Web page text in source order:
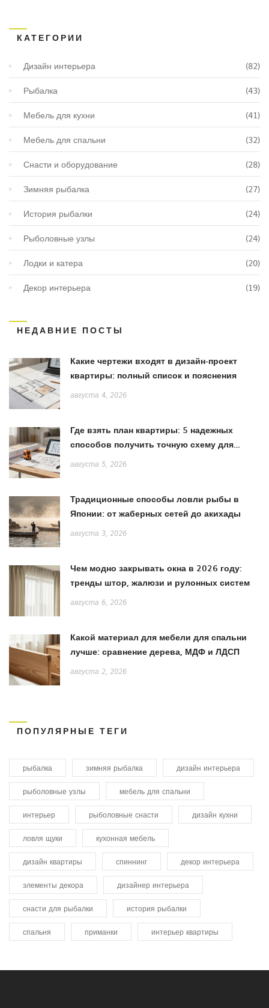
КАТЕГОРИИ
Дизайн интерьера (82)
Рыбалка (43)
Мебель для кухни (41)
Мебель для спальни (32)
Снасти и оборудование (28)
Зимняя рыбалка (27)
История рыбалки (24)
Рыболовные узлы (24)
Лодки и катера (20)
Декор интерьера (19)
НЕДАВНИЕ ПОСТЫ
Какие чертежи входят в дизайн-проект
квартиры: полный список и пояснения
августа 4, 2026
Где взять план квартиры: 5 надежных
способов получить точную схему для
ремонта
августа 5, 2026
Традиционные способы ловли рыбы в
Японии: от жаберных сетей до акихады
августа 3, 2026
Чем модно закрывать окна в 2026 году:
тренды штор, жалюзи и рулонных систем
августа 6, 2026
Какой материал для мебели для спальни
лучше: сравнение дерева, МДФ и ЛДСП
августа 2, 2026
ПОПУЛЯРНЫЕ ТЕГИ
рыбалка зимняя рыбалка дизайн интерьера
рыболовные узлы мебель для спальни
интерьер рыболовные снасти дизайн кухни
ловля щуки кухонная мебель
дизайн квартиры спиннинг декор интерьера
элементы декора дизайнер интерьера
снасти для рыбалки история рыбалки
спальня приманки интерьер квартиры